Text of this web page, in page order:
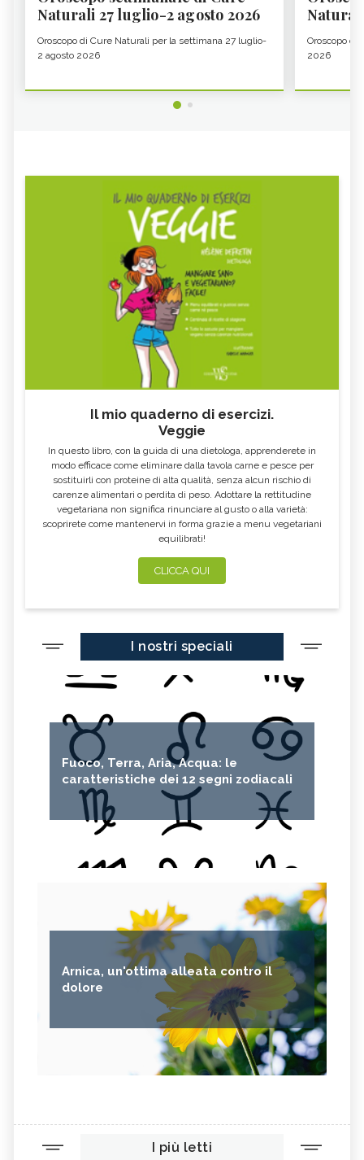
Naturali 27 luglio-2 agosto 2026
Oroscopo di Cure Naturali per la settimana 27 luglio-
2 agosto 2026
Oroscopo di
2026
Il mio quaderno di esercizi.
Veggie
In questo libro, con la guida di una dietologa, apprenderete in
modo efficace come eliminare dalla tavola carne e pesce per
sostituirli con proteine di alta qualità, senza alcun rischio di
carenze alimentari o perdita di peso. Adottare la rettitudine
vegetariana non significa rinunciare al gusto o alla varietà:
scoprirete come mantenervi in forma grazie a menu vegetariani
equilibrati!
CLICCA QUI
I nostri speciali
Fuoco, Terra, Aria, Acqua: le
caratteristiche dei 12 segni zodiacali
Arnica, un'ottima alleata contro il
dolore
I più letti